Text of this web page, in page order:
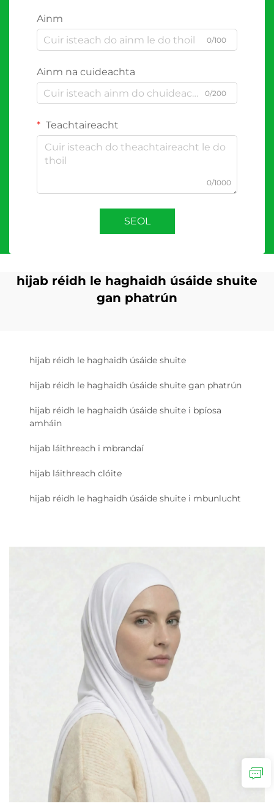
Ainm
0/100
Ainm na cuideachta
0/200
Teachtaireacht
0/1000
SEOL
hijab réidh le haghaidh úsáide shuite
gan phatrún
hijab réidh le haghaidh úsáide shuite
hijab réidh le haghaidh úsáide shuite gan phatrún
hijab réidh le haghaidh úsáide shuite i bpíosa
amháin
hijab láithreach i mbrandaí
hijab láithreach clóite
hijab réidh le haghaidh úsáide shuite i mbunlucht